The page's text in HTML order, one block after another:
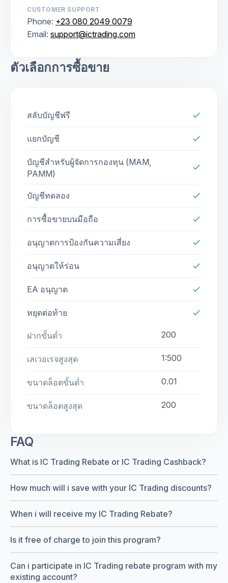
CUSTOMER SUPPORT
Phone: +23 080 2049 0079
Email: support@ictrading.com
ตัวเลือกการซื้อขาย
สลับบัญชีฟรี check
แยกบัญชี check
บัญชีสำหรับผู้จัดการกองทุน (MAM,
PAMM)
check
บัญชีทดลอง check
การซื้อขายบนมือถือ check
อนุญาตการป้องกันความเสี่ยง check
อนุญาตให้ร่อน check
EA อนุญาต check
หยุดต่อท้าย check
ฝากขั้นต่ำ 200
เลเวอเรจสูงสุด 1:500
ขนาดล็อตขั้นต่ำ 0.01
ขนาดล็อตสูงสุด 200
FAQ
What is IC Trading Rebate or IC Trading Cashback?
How much will i save with your IC Trading discounts?
When i will receive my IC Trading Rebate?
Is it free of charge to join this program?
Can i participate in IC Trading rebate program with my
existing account?